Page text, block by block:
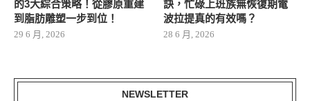
的3大綜合策略！從膠原重建
到脂肪雕塑一步到位！
29 6 月, 2026
訣，忙碌上班族無恢復期電
波拉提真的有效嗎？
28 6 月, 2026
NEWSLETTER